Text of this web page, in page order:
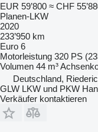
EUR 59’800 ≈ CHF
Planen-LKW
2020
233’950 km
Euro 6
Motorleistung 320 PS
Volumen 44 m³
Deutschland,
GLW LKW und PKW
Verkäufer kontaktieren